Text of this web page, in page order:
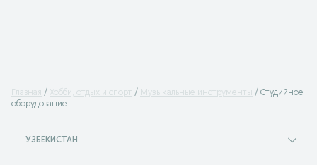
Главная Хобби, отдых и спорт Музыкальные инструменты
Студийное
оборудование
УЗБЕКИСТАН